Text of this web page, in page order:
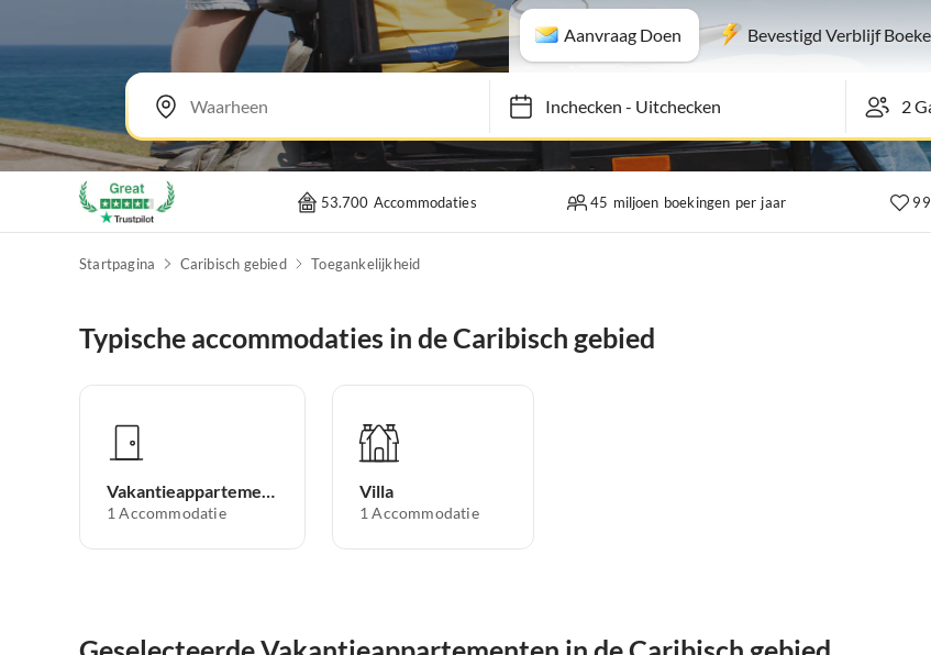
Aanvraag Doen Bevestigd Verblijf
Inchecken- Uitchecken
53.700 Accommodaties 45 miljoen boekingen per jaar
Startpagina Caribisch gebied Toegankelijkheid
Typische accommodaties in de Caribisch gebied
Vakantieappartement
1 Accommodatie
Villa
1 Accommodatie